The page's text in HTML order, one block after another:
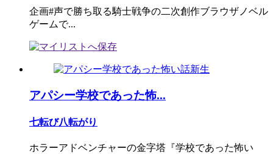
企画#声で勝ち取る騎士戦争の二次創作ブラウザノベル
ゲームで...
アパシー学校であった怖...
七転び八転がり
ホラーアドベンチャーの金字塔『学校であった怖い